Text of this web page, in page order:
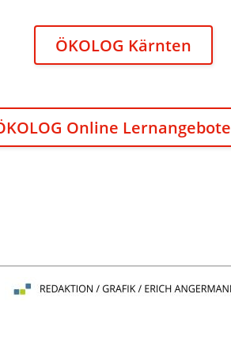
ÖKOLOG Kärnten
Online Lernangebote